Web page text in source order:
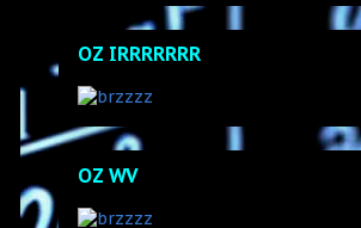
OZ IRRRRRRR
OZ WV